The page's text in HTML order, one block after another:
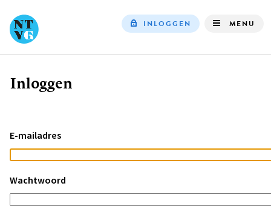
INLOGGEN MENU
Kruimelpad
Inloggen
E-mailadres
Wachtwoord